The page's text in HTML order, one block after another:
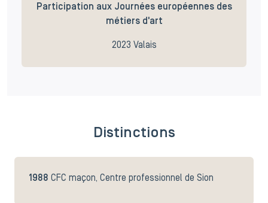
Participation aux Journées européennes des
métiers d'art
2023 Valais
Distinctions
1988 CFC maçon, Centre professionnel de Sion